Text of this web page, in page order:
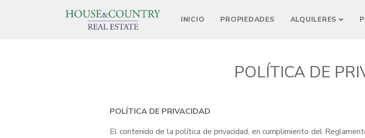
INICIO PROPIEDADES ALQUILERES
POLÍTICA DE
POLÍTICA DE PRIVACIDAD
El contenido de la política de privacidad, en cumplimiento del